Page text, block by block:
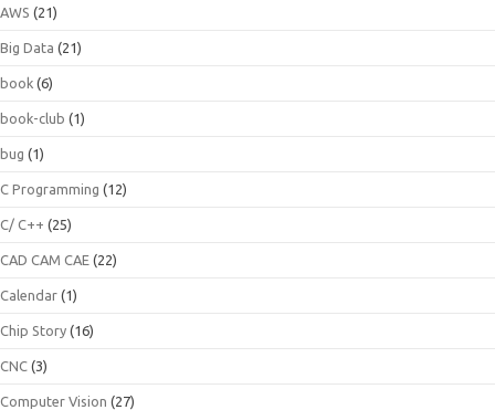
AWS (21)
Big Data (21)
book (6)
book-club (1)
bug (1)
C Programming (12)
C/ C++ (25)
CAD CAM CAE (22)
Calendar (1)
Chip Story (16)
CNC (3)
Computer Vision (27)